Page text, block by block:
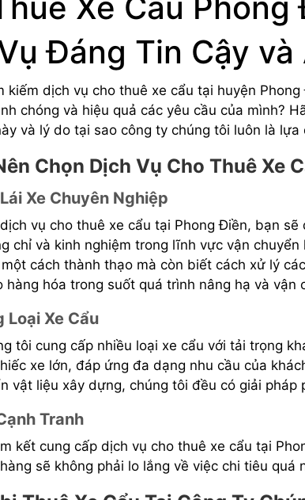
Đáng Tin Cậy và
kiếm dịch vụ cho thuê xe cẩu tại huyện
chóng và hiệu quả các yêu cầu của mình?
và lý do tại sao công ty chúng tôi luôn là lựa
Chọn Dịch Vụ Cho Thuê Xe
Xe Chuyên Nghiệp
vụ cho thuê xe cẩu tại Phong Điền, bạn
chỉ và kinh nghiệm trong lĩnh vực vận
cách thành thạo mà còn biết cách xử lý
hàng hóa trong suốt quá trình nâng hạ và vận
Loại Xe Cẩu
tôi cung cấp nhiều loại xe cẩu với tải trọng
xe lớn, đáp ứng đa dạng nhu cầu của
vật liệu xây dựng, chúng tôi đều có giải pháp
Tranh
kết cung cấp dịch vụ cho thuê xe cẩu tại
sẽ không phải lo lắng về việc chi tiêu quá